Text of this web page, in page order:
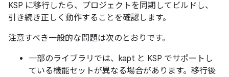
KSP に移行したら、プロジェクトを同期してビルドし、
引き続き正しく動作することを確認します。
注意すべき一般的な問題は次のとおりです。
一部のライブラリでは、kapt と KSP でサポートし
ている機能セットが異なる場合があります。移行後